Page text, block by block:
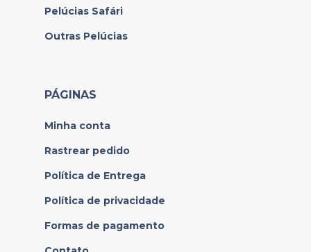
Pelúcias Safári
Outras Pelúcias
PÁGINAS
Minha conta
Rastrear pedido
Política de Entrega
Política de privacidade
Formas de pagamento